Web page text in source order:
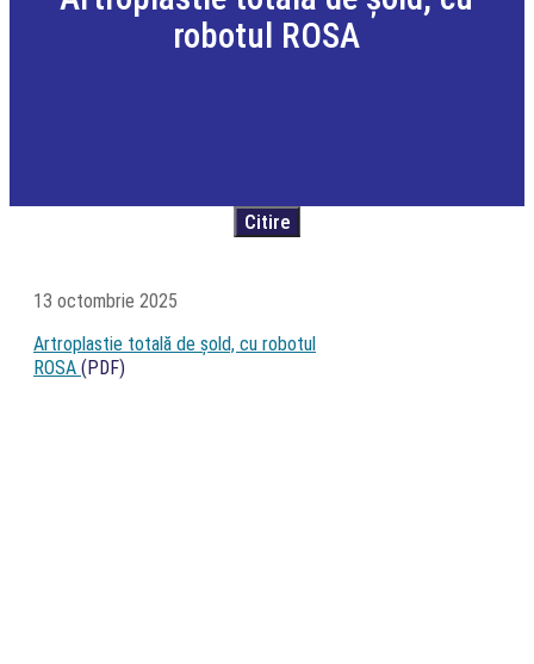
robotul ROSA
13 octombrie 2025
Artroplastie totală de șold, cu robotul
ROSA (PDF)